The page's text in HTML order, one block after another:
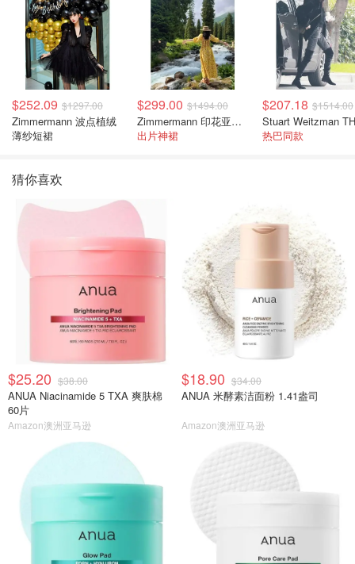
$252.09 $1297.00
Zimmermann 波点植绒
薄纱短裙
$299.00 $1494.00
Zimmermann 印花亚麻露背中长连衣裙
出片神裙
$207.18 $1514.00
热巴同款
猜你喜欢
$25.20 $38.00
ANUA Niacinamide 5 TXA 爽肤棉
60片
Amazon澳洲亚马逊
$18.90 $34.00
ANUA 米酵素洁面粉 1.41盎司
Amazon澳洲亚马逊